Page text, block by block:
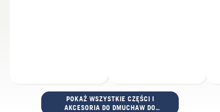
POKAŻ WSZYSTKIE CZĘŚCI I
AKCESORIA DO DMUCHAW DO